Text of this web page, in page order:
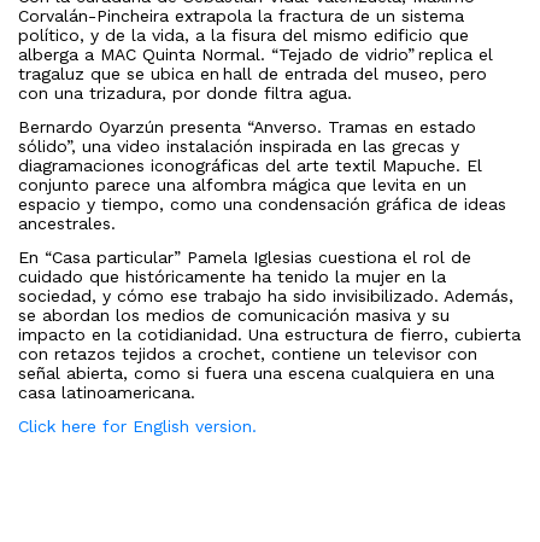
Corvalán-Pincheira extrapola la fractura de un sistema
político, y de la vida, a la fisura del mismo edificio que
alberga a MAC Quinta Normal. “Tejado de vidrio” replica el
tragaluz que se ubica en hall de entrada del museo, pero
con una trizadura, por donde filtra agua.
Bernardo Oyarzún presenta “Anverso. Tramas en estado
sólido”, una video instalación inspirada en las grecas y
diagramaciones iconográficas del arte textil Mapuche. El
conjunto parece una alfombra mágica que levita en un
espacio y tiempo, como una condensación gráfica de ideas
ancestrales.
En “Casa particular” Pamela Iglesias cuestiona el rol de
cuidado que históricamente ha tenido la mujer en la
sociedad, y cómo ese trabajo ha sido invisibilizado. Además,
se abordan los medios de comunicación masiva y su
impacto en la cotidianidad. Una estructura de fierro, cubierta
con retazos tejidos a crochet, contiene un televisor con
señal abierta, como si fuera una escena cualquiera en una
casa latinoamericana.
Click here for English version.